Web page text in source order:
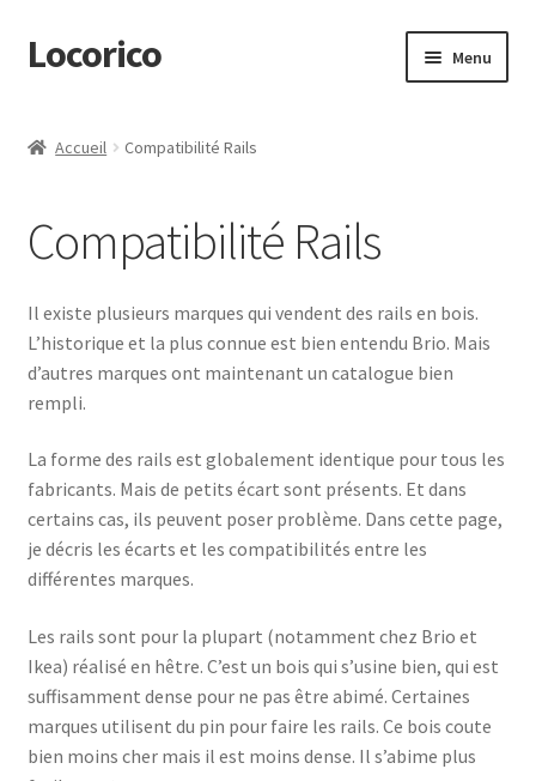
Aller
à
navigation
Aller
au
Locorico Menu
En manque d’idée ?
Compatibilité Rails
Circuits Infinis
Perles à repasser – Hama®
Mon Abécédaire
Mon Compte
Accueil Compatibilité Rails
Compatibilité Rails
Il existe plusieurs marques qui vendent des rails en bois.
L’historique et la plus connue est bien entendu Brio. Mais
d’autres marques ont maintenant un catalogue bien
rempli.
La forme des rails est globalement identique pour tous les
fabricants. Mais de petits écart sont présents. Et dans
certains cas, ils peuvent poser problème. Dans cette page,
je décris les écarts et les compatibilités entre les
différentes marques.
Les rails sont pour la plupart (notamment chez Brio et
Ikea) réalisé en hêtre. C’est un bois qui s’usine bien, qui est
suffisamment dense pour ne pas être abimé. Certaines
marques utilisent du pin pour faire les rails. Ce bois coute
bien moins cher mais il est moins dense. Il s’abime plus